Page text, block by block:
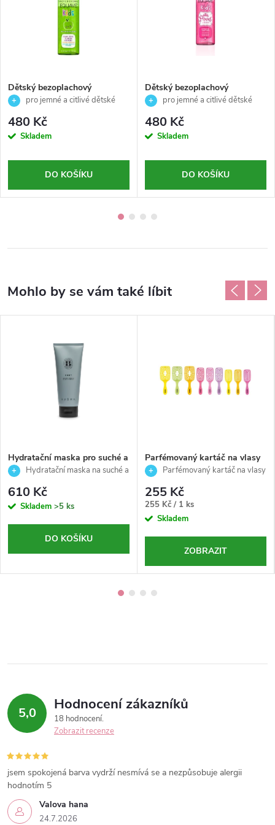
Dětský bezoplachový
kondicionér s vůni jablka -
Professional - 200ml
pro jemné a citlivé dětské
480 Kč
Skladem
DO KOŠÍKU
Dětský bezoplachový
kondicionér pro snadné
Princess - Revlon Professional
- 200ml
pro jemné a citlivé dětské
480 Kč
Skladem
DO KOŠÍKU
Hydratační maska pro suché a
poškozené vlasy - Fukt - Björk
Hydratační maska na suché a
značky Björk
610 Kč
Skladem >5 ks
DO KOŠÍKU
Parfémovaný kartáč na vlasy
COLOR US - Malý 21cm
Parfémovaný kartáč na vlasy
vhodný pro všechny typy vlasů
255 Kč
Měrná
cena:
255 Kč / 1 ks
Skladem
ZOBRAZIT
5,0 Hodnocení zákazníků
18 hodnocení
Zobrazit recenze
Valova hana
24.7.2026
jsem spokojená barva vydrží nesmívá se a nezpůsobuje alergii
hodnotím 5